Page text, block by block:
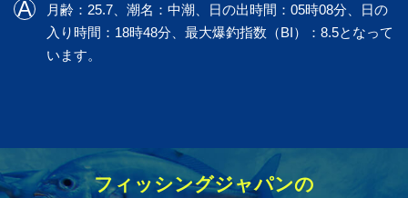
月齢：25.7、潮名：中潮、日の出時間：05時08分、日の
入り時間：18時48分、最大爆釣指数（BI）：8.5となって
います。
フィッシングジャパンの